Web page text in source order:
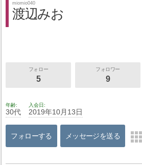
miomio040
渡辺みお
フォロー
5
フォロワー
9
年齢
30代
入会日
2019年10月13日
フォローする メッセージを送る